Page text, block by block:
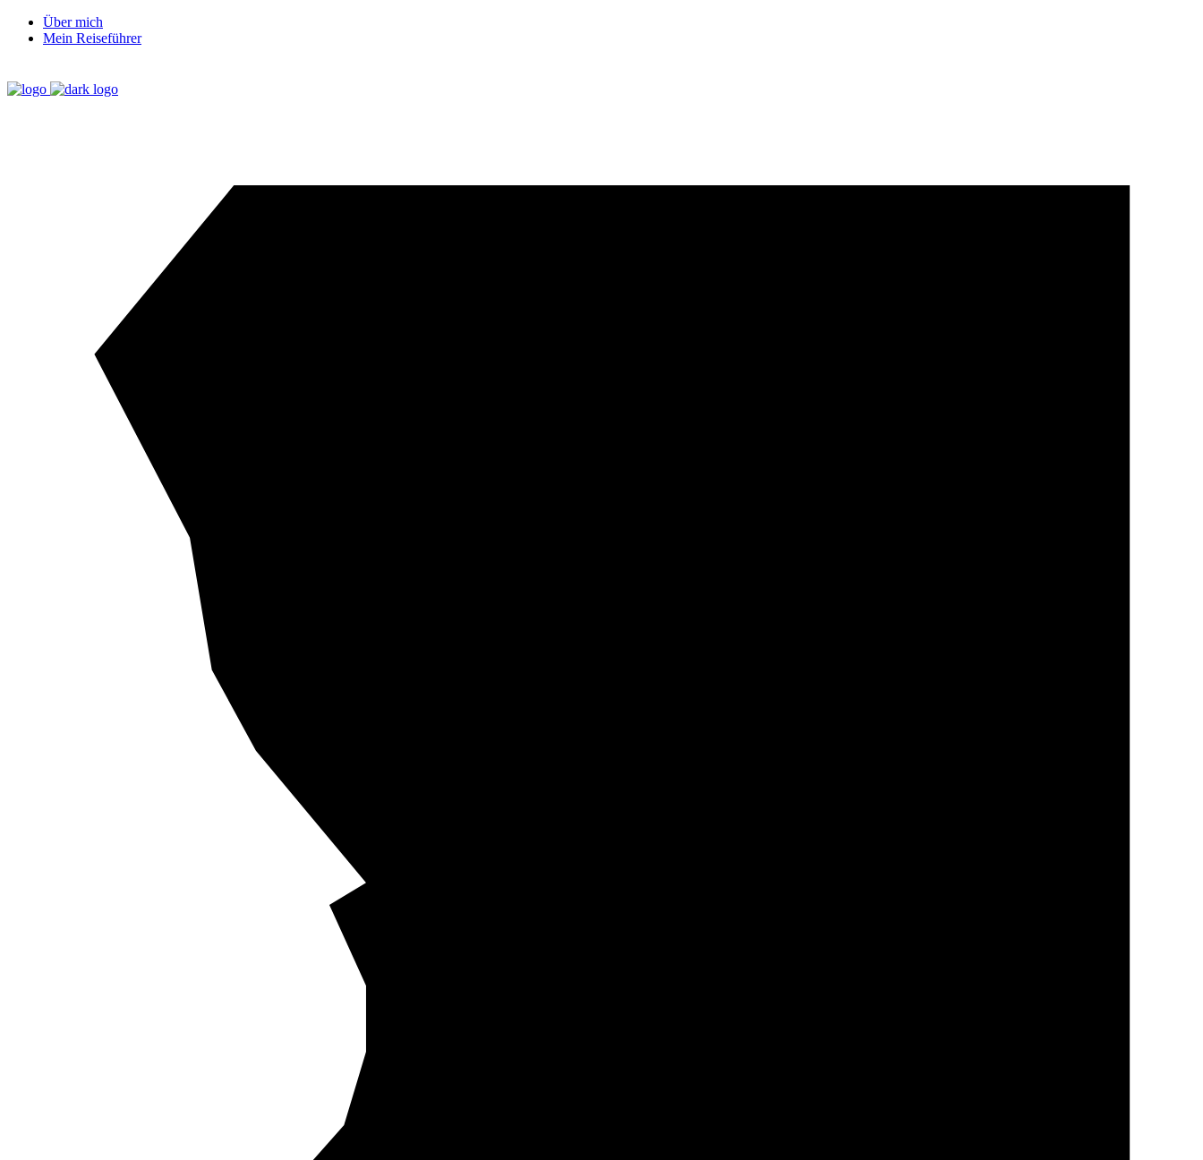
Über mich
Mein Reiseführer